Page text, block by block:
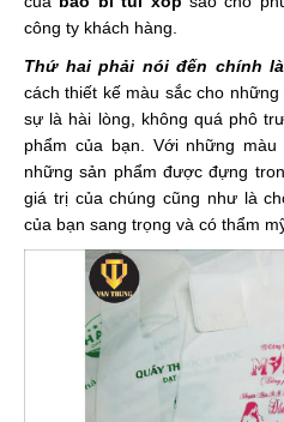
công ty khách hàng.
Thứ hai phải nói đến chính
cách thiết kế màu sắc cho
sự là hài lòng, không quá phô
phẩm của bạn. Với những
những sản phẩm được đựng
giá trị của chúng cũng như là
của bạn sang trọng và có thẩm